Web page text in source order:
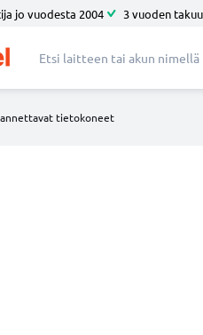
jo vuodesta 2004 3 vuoden takuu
tietokoneet